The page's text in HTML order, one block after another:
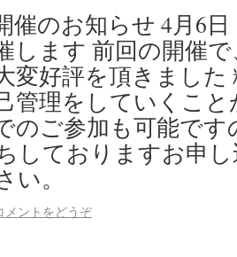
催のお知らせ 4月6
します 前回の開催
変好評を頂きました
管理をしていくこ
のご参加も可能で
しておりますお申
い。
メントをどうぞ